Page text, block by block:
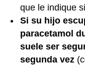
que le indique
Si su hijo
paracetamol
suele ser
segunda vez